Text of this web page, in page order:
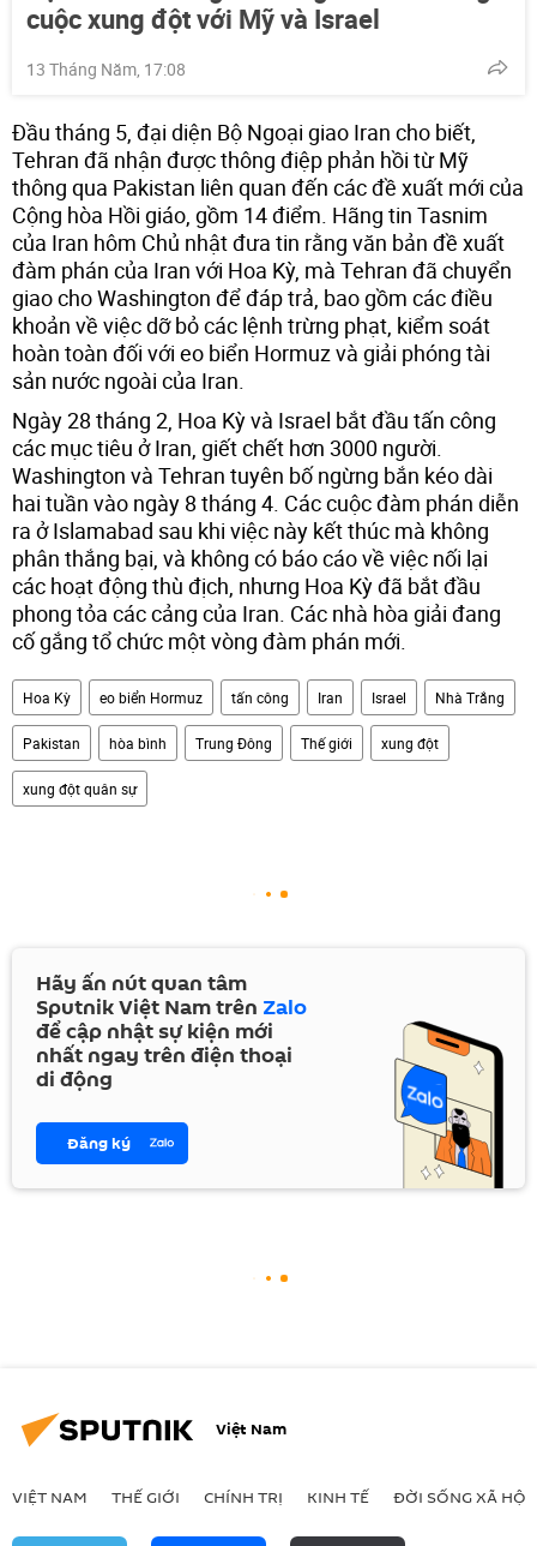
cuộc xung đột với Mỹ và Israel
13 Tháng Năm, 17:08
Đầu tháng 5, đại diện Bộ Ngoại giao Iran cho biết,
Tehran đã nhận được thông điệp phản hồi từ Mỹ
thông qua Pakistan liên quan đến các đề xuất mới của
Cộng hòa Hồi giáo, gồm 14 điểm. Hãng tin Tasnim
của Iran hôm Chủ nhật đưa tin rằng văn bản đề xuất
đàm phán của Iran với Hoa Kỳ, mà Tehran đã chuyển
giao cho Washington để đáp trả, bao gồm các điều
khoản về việc dỡ bỏ các lệnh trừng phạt, kiểm soát
hoàn toàn đối với eo biển Hormuz và giải phóng tài
sản nước ngoài của Iran.
Ngày 28 tháng 2, Hoa Kỳ và Israel bắt đầu tấn công
các mục tiêu ở Iran, giết chết hơn 3000 người.
Washington và Tehran tuyên bố ngừng bắn kéo dài
hai tuần vào ngày 8 tháng 4. Các cuộc đàm phán diễn
ra ở Islamabad sau khi việc này kết thúc mà không
phân thắng bại, và không có báo cáo về việc nối lại
các hoạt động thù địch, nhưng Hoa Kỳ đã bắt đầu
phong tỏa các cảng của Iran. Các nhà hòa giải đang
cố gắng tổ chức một vòng đàm phán mới.
Hoa Kỳ eo biển Hormuz tấn công Iran Israel Nhà Trắng
Pakistan hòa bình Trung Đông Thế giới xung đột
xung đột quân sự
Hãy ấn nút quan tâm
Sputnik Việt Nam trên Zalo
để cập nhật sự kiện mới
nhất ngay trên điện thoại
di động
Đăng ký
Việt Nam
VIỆT NAM THẾ GIỚI CHÍNH TRỊ KINH TẾ ĐỜI SỐNG XÃ HỘI